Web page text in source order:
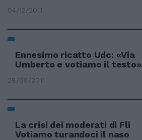
04/12/2011
Ennesimo ricatto Udc: «Via
Umberto e votiamo il testo»
28/08/2011
La crisi dei moderati di Fli
Votiamo turandoci il naso